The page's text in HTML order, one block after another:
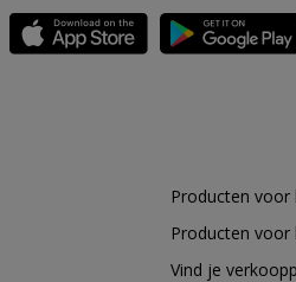
Producten voor
Producten voor
Vind je